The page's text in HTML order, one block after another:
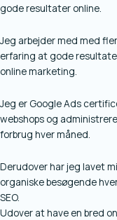
gode resultater online.
Jeg arbejder med med
erfaring at gode
online marketing.
Jeg er Google Ads
webshops og
forbrug hver måned.
Derudover har jeg lavet
organiske besøgende
SEO.
Udover at have en bred